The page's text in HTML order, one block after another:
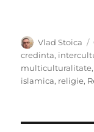
Author
Vlad Stoica
credinta,
multiculturalitate,
islamica, religie,